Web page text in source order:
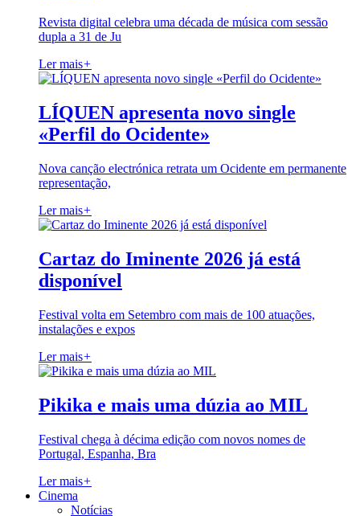
Revista digital celebra uma década de música com sessão
dupla a 31 de Ju
Ler mais+
LÍQUEN apresenta novo single
«Perfil do Ocidente»
Nova canção electrónica retrata um Ocidente em permanente
representação,
Ler mais+
Cartaz do Iminente 2026 já está
disponível
Festival volta em Setembro com mais de 100 atuações,
instalações e expos
Ler mais+
Pikika e mais uma dúzia ao MIL
Festival chega à décima edição com novos nomes de
Portugal, Espanha, Bra
Ler mais+
Cinema
Notícias